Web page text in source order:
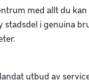
med allt du
stadsdel i genuina
utbud av